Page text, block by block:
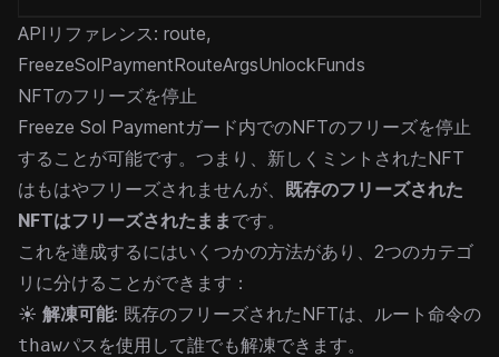
APIリファレンス: route,
FreezeSolPaymentRouteArgsUnlockFunds
NFTのフリーズを停止
Freeze Sol Paymentガード内でのNFTのフリーズを停止
することが可能です。つまり、新しくミントされたNFT
はもはやフリーズされませんが、
既存のフリーズされた
NFTはフリーズされたまま です。
これを達成するにはいくつかの方法があり、2つのカテゴ
リに分けることができます：
☀️ 解凍可能: 既存のフリーズされたNFTは、ルート命令の
thawパスを使用して誰でも解凍できます。